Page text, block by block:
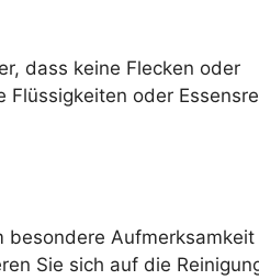
dass keine Flecken oder
Flüssigkeiten oder
besondere Aufmerksamkeit
Sie sich auf die